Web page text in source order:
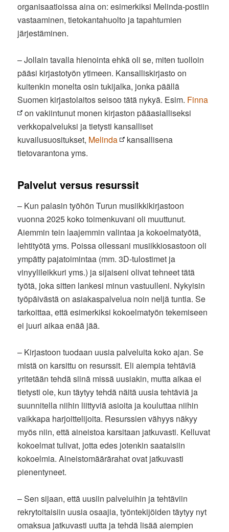
organisaatioissa aina on: esimerkiksi Melinda-postiin
vastaaminen, tietokantahuolto ja tapahtumien
järjestäminen.
– Jollain tavalla hienointa ehkä oli se, miten tuolloin
pääsi kirjastotyön ytimeen. Kansalliskirjasto on
kuitenkin monelta osin tukijalka, jonka päällä
Suomen kirjastolaitos seisoo tätä nykyä. Esim. Finna
on vakiintunut monen kirjaston pääasialliseksi
verkkopalveluksi ja tietysti kansalliset
kuvailusuositukset, Melinda
kansallisena
tietovarantona yms.
Palvelut versus resurssit
– Kun palasin työhön Turun musiikkikirjastoon
vuonna 2025 koko toimenkuvani oli muuttunut.
Aiemmin tein laajemmin valintaa ja kokoelmatyötä,
lehtityötä yms. Poissa ollessani musiikkiosastoon oli
ympätty pajatoimintaa (mm. 3D-tulostimet ja
vinyylileikkuri yms.) ja sijaiseni olivat tehneet tätä
työtä, joka sitten lankesi minun vastuulleni. Nykyisin
työpäivästä on asiakaspalvelua noin neljä tuntia. Se
tarkoittaa, että esimerkiksi kokoelmatyön tekemiseen
ei juuri aikaa enää jää.
– Kirjastoon tuodaan uusia palveluita koko ajan. Se
mistä on karsittu on resurssit. Eli aiempia tehtäviä
yritetään tehdä siinä missä uusiakin, mutta aikaa ei
tietysti ole, kun täytyy tehdä näitä uusia tehtäviä ja
suunnitella niihin liittyviä asioita ja kouluttaa niihin
vaikkapa harjoittelijoita. Resurssien vähyys näkyy
myös niin, että aineistoa karsitaan jatkuvasti. Kelluvat
kokoelmat tulivat, jotta edes jotenkin saataisiin
kokoelmia. Aineistomäärärahat ovat jatkuvasti
pienentyneet.
– Sen sijaan, että uusiin palveluihin ja tehtäviin
rekrytoitaisiin uusia osaajia, työntekijöiden täytyy nyt
omaksua jatkuvasti uutta ja tehdä lisää aiempien